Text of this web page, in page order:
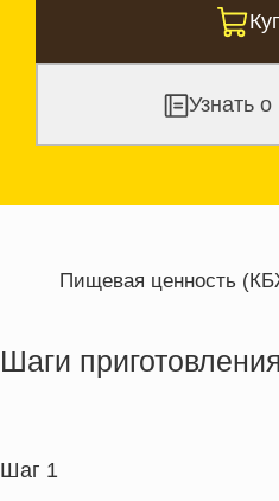
Узнать о
Пищевая ценность
Жиры
Информация для одной порции
Шаги приготовления
Шаг 1